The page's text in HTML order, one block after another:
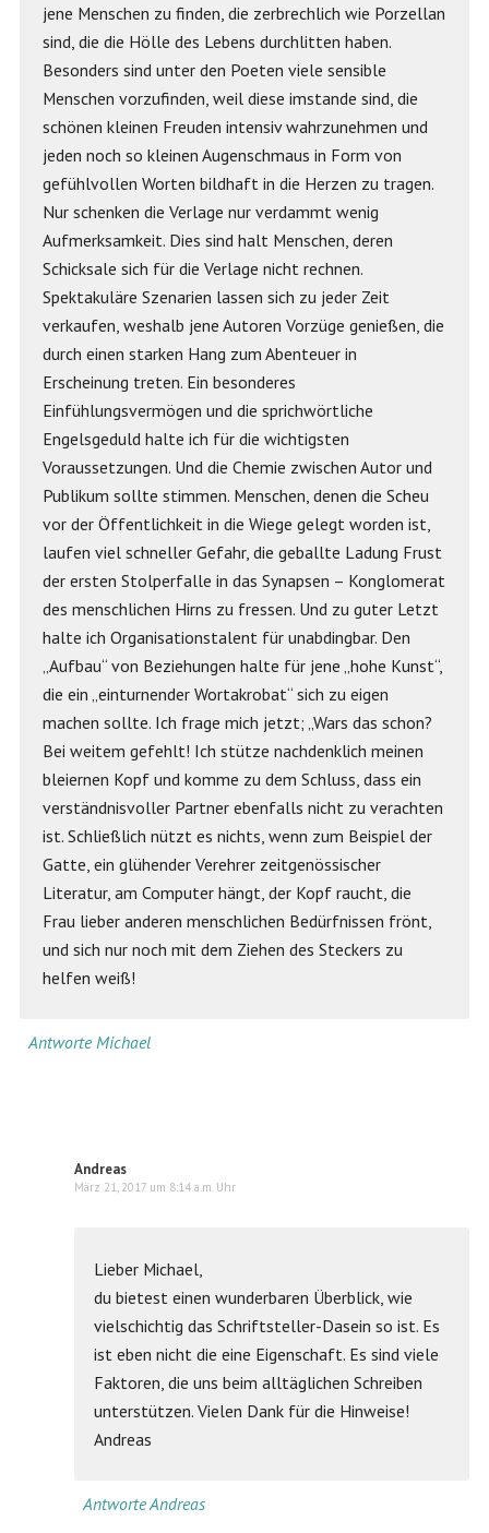
jene Menschen zu finden, die zerbrechlich wie Porzellan
sind, die die Hölle des Lebens durchlitten haben.
Besonders sind unter den Poeten viele sensible
Menschen vorzufinden, weil diese imstande sind, die
schönen kleinen Freuden intensiv wahrzunehmen und
jeden noch so kleinen Augenschmaus in Form von
gefühlvollen Worten bildhaft in die Herzen zu tragen.
Nur schenken die Verlage nur verdammt wenig
Aufmerksamkeit. Dies sind halt Menschen, deren
Schicksale sich für die Verlage nicht rechnen.
Spektakuläre Szenarien lassen sich zu jeder Zeit
verkaufen, weshalb jene Autoren Vorzüge genießen, die
durch einen starken Hang zum Abenteuer in
Erscheinung treten. Ein besonderes
Einfühlungsvermögen und die sprichwörtliche
Engelsgeduld halte ich für die wichtigsten
Voraussetzungen. Und die Chemie zwischen Autor und
Publikum sollte stimmen. Menschen, denen die Scheu
vor der Öffentlichkeit in die Wiege gelegt worden ist,
laufen viel schneller Gefahr, die geballte Ladung Frust
der ersten Stolperfalle in das Synapsen – Konglomerat
des menschlichen Hirns zu fressen. Und zu guter Letzt
halte ich Organisationstalent für unabdingbar. Den
„Aufbau“ von Beziehungen halte für jene „hohe Kunst“,
die ein „einturnender Wortakrobat“ sich zu eigen
machen sollte. Ich frage mich jetzt; „Wars das schon?
Bei weitem gefehlt! Ich stütze nachdenklich meinen
bleiernen Kopf und komme zu dem Schluss, dass ein
verständnisvoller Partner ebenfalls nicht zu verachten
ist. Schließlich nützt es nichts, wenn zum Beispiel der
Gatte, ein glühender Verehrer zeitgenössischer
Literatur, am Computer hängt, der Kopf raucht, die
Frau lieber anderen menschlichen Bedürfnissen frönt,
und sich nur noch mit dem Ziehen des Steckers zu
helfen weiß!
Antworte Michael
Andreas
März 21, 2017 um 8:14 a.m. Uhr
Lieber Michael,
du bietest einen wunderbaren Überblick, wie
vielschichtig das Schriftsteller-Dasein so ist. Es
ist eben nicht die eine Eigenschaft. Es sind viele
Faktoren, die uns beim alltäglichen Schreiben
unterstützen. Vielen Dank für die Hinweise!
Andreas
Antworte Andreas